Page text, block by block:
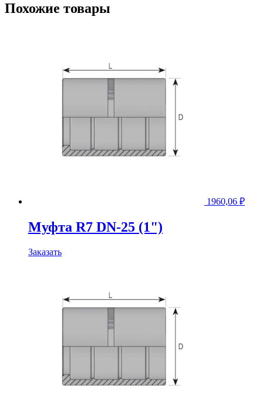
Похожие товары
1960,06 ₽
Муфта R7 DN-25 (1")
Заказать